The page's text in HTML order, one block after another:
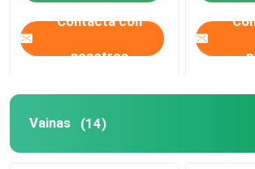
Sobre nosotros
Control de Calidad
Contacta con
nosotros
Vainas (14)